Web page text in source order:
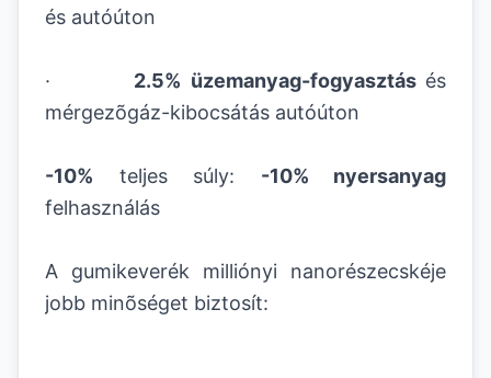
és autóúton
· 2.5% üzemanyag-fogyasztás és
mérgezõgáz-kibocsátás autóúton
-10% teljes súly: -10% nyersanyag
felhasználás
A gumikeverék milliónyi nanorészecskéje
jobb minõséget biztosít: